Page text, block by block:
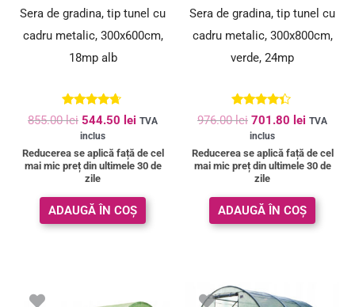
Sera de gradina, tip tunel cu
cadru metalic, 300x600cm,
18mp alb
Evaluat la
4.56
din 5
855.00lei 544.50 lei TVA
inclus
Reducerea se aplică față de cel
mai mic preț din ultimele 30 de
zile
ADAUGĂ ÎN COȘ
Sera de gradina, tip tunel cu
cadru metalic, 300x800cm,
verde, 24mp
Evaluat la
4.19
din 5
976.00lei 701.80 lei TVA
inclus
Reducerea se aplică față de cel
mai mic preț din ultimele 30 de
zile
ADAUGĂ ÎN COȘ